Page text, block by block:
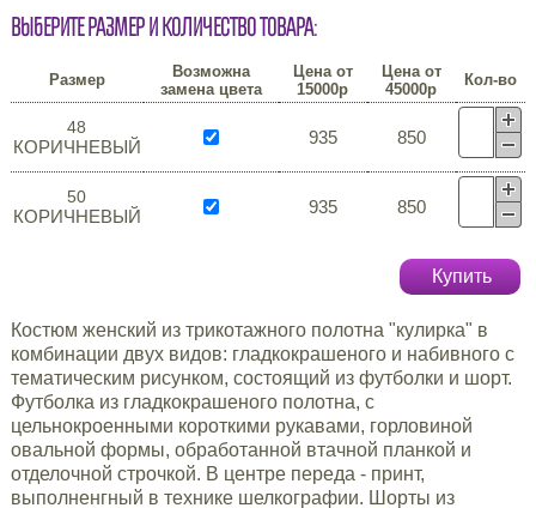
Выберите размер и количество товара:
Размер
Возможна
замена цвета
Цена от
15000р
Цена от
45000р
Кол-во
48
КОРИЧНЕВЫЙ 935 850
50
КОРИЧНЕВЫЙ 935 850
Купить
Костюм женский из трикотажного полотна "кулирка" в
комбинации двух видов: гладкокрашеного и набивного с
тематическим рисунком, состоящий из футболки и шорт.
Футболка из гладкокрашеного полотна, с
цельнокроенными короткими рукавами, горловиной
овальной формы, обработанной втачной планкой и
отделочной строчкой. В центре переда - принт,
выполненгный в технике шелкографии. Шорты из